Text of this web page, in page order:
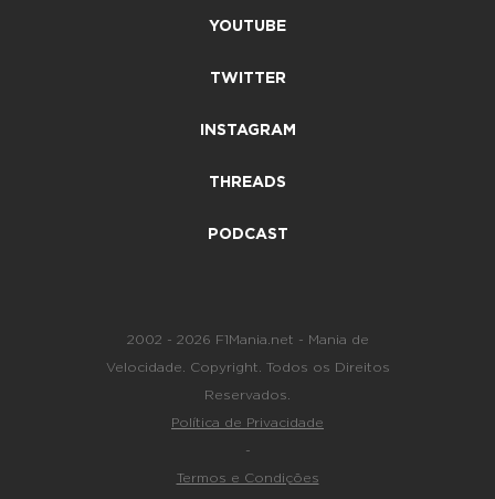
YOUTUBE
TWITTER
INSTAGRAM
THREADS
PODCAST
2002 - 2026 F1Mania.net - Mania de
Velocidade. Copyright. Todos os Direitos
Reservados.
Política de Privacidade
-
Termos e Condições